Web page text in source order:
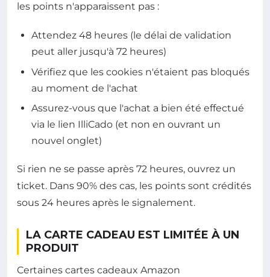
les points n'apparaissent pas :
Attendez 48 heures (le délai de validation
peut aller jusqu'à 72 heures)
Vérifiez que les cookies n'étaient pas bloqués
au moment de l'achat
Assurez-vous que l'achat a bien été effectué
via le lien IlliCado (et non en ouvrant un
nouvel onglet)
Si rien ne se passe après 72 heures, ouvrez un
ticket. Dans 90% des cas, les points sont crédités
sous 24 heures après le signalement.
LA CARTE CADEAU EST LIMITÉE À UN
PRODUIT
Certaines cartes cadeaux Amazon